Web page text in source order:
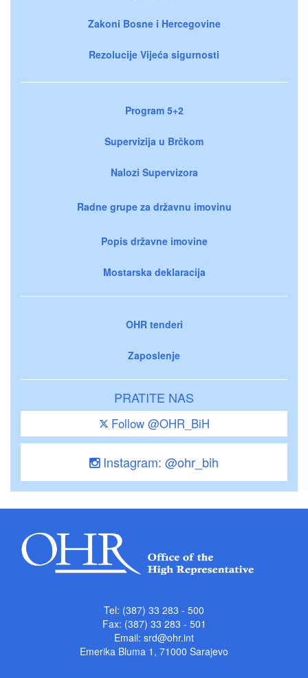
Zakoni Bosne i Hercegovine
Rezolucije Vijeća sigurnosti
Program 5+2
Supervizija u Brčkom
Nalozi Supervizora
Radne grupe za državnu imovinu
Popis državne imovine
Mostarska deklaracija
OHR tenderi
Zaposlenje
PRATITE NAS
Follow @OHR_BiH
Instagram: @ohr_bih
Tel: (387) 33 283 - 500
Fax: (387) 33 283 - 501
Email: srd@ohr.int
Emerika Bluma 1, 71000 Sarajevo